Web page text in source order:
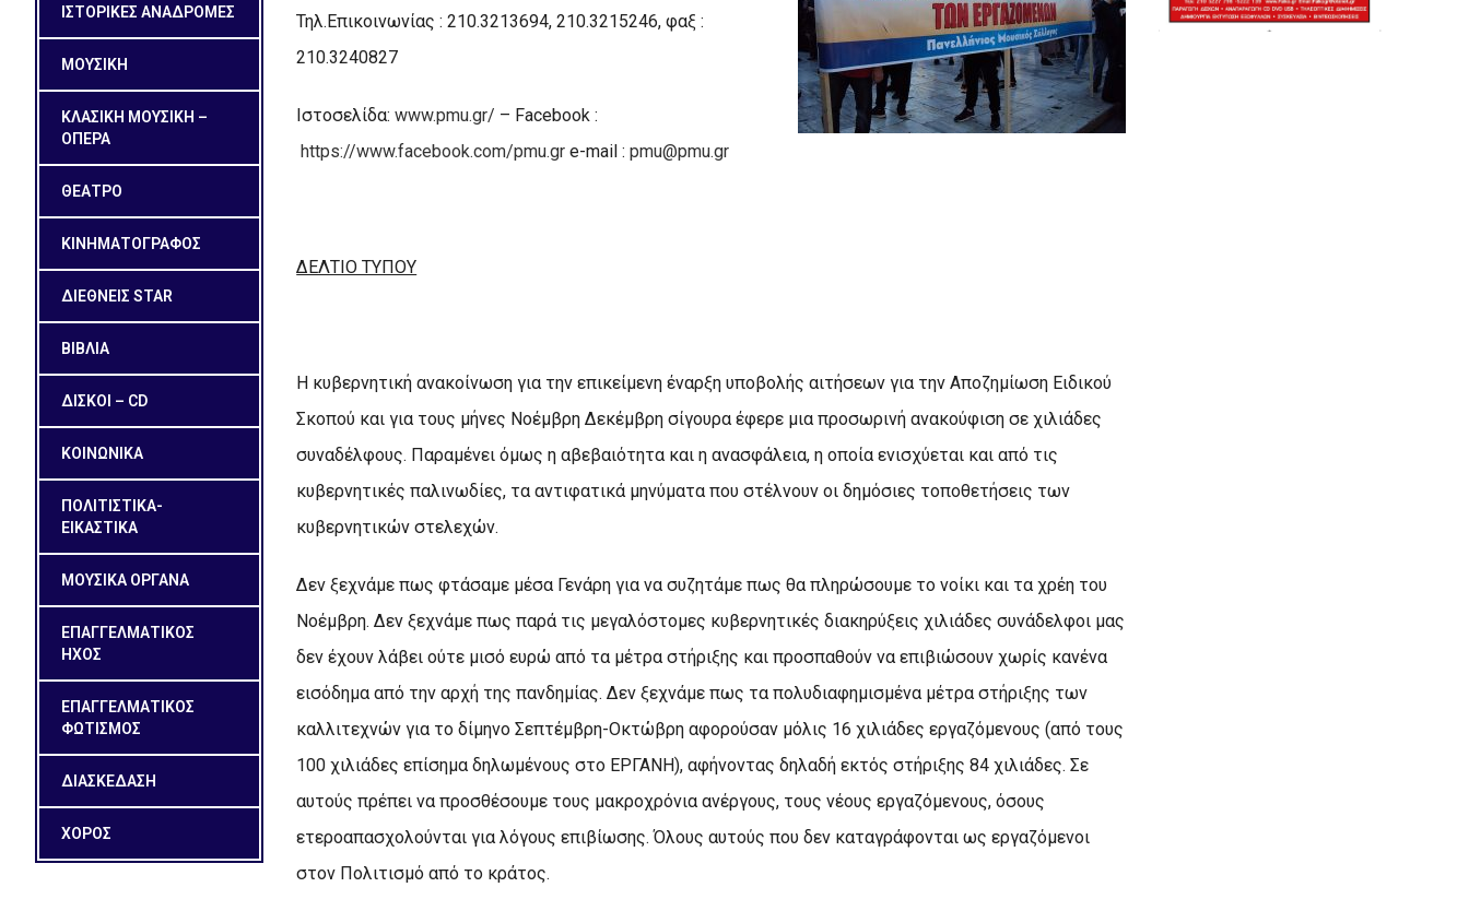
ΙΣΤΟΡΙΚΕΣ ΑΝΑΔΡΟΜΕΣ
ΜΟΥΣΙΚΗ
ΚΛΑΣΙΚΗ ΜΟΥΣΙΚΗ –
ΟΠΕΡΑ
ΘΕΑΤΡΟ
ΚΙΝΗΜΑΤΟΓΡΑΦΟΣ
ΔΙΕΘΝΕΙΣ STAR
ΒΙΒΛΙΑ
ΔΙΣΚΟΙ – CD
ΚΟΙΝΩΝΙΚΑ
ΠΟΛΙΤΙΣΤΙΚΑ-
ΕΙΚΑΣΤΙΚΑ
ΜΟΥΣΙΚΑ ΟΡΓΑΝΑ
ΕΠΑΓΓΕΛΜΑΤΙΚΟΣ
ΗΧΟΣ
ΕΠΑΓΓΕΛΜΑΤΙΚΟΣ
ΦΩΤΙΣΜΟΣ
ΔΙΑΣΚΕΔΑΣΗ
ΧΟΡΟΣ
Τηλ.Επικοινωνίας : 210.3213694, 210.3215246, φαξ :
210.3240827
Ιστοσελίδα:www.pmu.gr/ – Facebook :
https://www.facebook.com/pmu.gr e-mail :pmu@pmu.gr
ΔΕΛΤΙΟ ΤΥΠΟΥ
Η κυβερνητική ανακοίνωση για την επικείμενη έναρξη υποβολής αιτήσεων για την Αποζημίωση Ειδικού
Σκοπού και για τους μήνες Νοέμβρη Δεκέμβρη σίγουρα έφερε μια προσωρινή ανακούφιση σε χιλιάδες
συναδέλφους. Παραμένει όμως η αβεβαιότητα και η ανασφάλεια, η οποία ενισχύεται και από τις
κυβερνητικές παλινωδίες, τα αντιφατικά μηνύματα που στέλνουν οι δημόσιες τοποθετήσεις των
κυβερνητικών στελεχών.
Δεν ξεχνάμε πως φτάσαμε μέσα Γενάρη για να συζητάμε πως θα πληρώσουμε το νοίκι και τα χρέη του
Νοέμβρη. Δεν ξεχνάμε πως παρά τις μεγαλόστομες κυβερνητικές διακηρύξεις χιλιάδες συνάδελφοι μας
δεν έχουν λάβει ούτε μισό ευρώ από τα μέτρα στήριξης και προσπαθούν να επιβιώσουν χωρίς κανένα
εισόδημα από την αρχή της πανδημίας. Δεν ξεχνάμε πως τα πολυδιαφημισμένα μέτρα στήριξης των
καλλιτεχνών για το δίμηνο Σεπτέμβρη-Οκτώβρη αφορούσαν μόλις 16 χιλιάδες εργαζόμενους (από τους
100 χιλιάδες επίσημα δηλωμένους στο ΕΡΓΑΝΗ), αφήνοντας δηλαδή εκτός στήριξης 84 χιλιάδες. Σε
αυτούς πρέπει να προσθέσουμε τους μακροχρόνια ανέργους, τους νέους εργαζόμενους, όσους
ετεροαπασχολούνται για λόγους επιβίωσης. Όλους αυτούς που δεν καταγράφονται ως εργαζόμενοι
στον Πολιτισμό από το κράτος.